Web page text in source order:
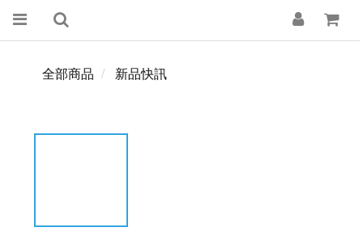
全部商品 新品快訊